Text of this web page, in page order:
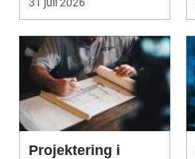
Projektering i